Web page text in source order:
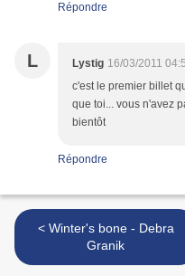
Répondre
L Lystig 16/03/2011
c'est le premier billet
que toi... vous n'avez
bientôt
Répondre
< Winter's bone - Debra
Granik